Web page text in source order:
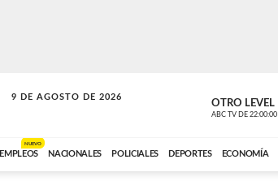
9 DE AGOSTO DE 2026
SOLO MÚSICA OTRO LEVEL
ABC TV DE 22:00:00
EMPLEOS
NUEVO
NACIONALES POLICIALES DEPORTES ECONOMÍA